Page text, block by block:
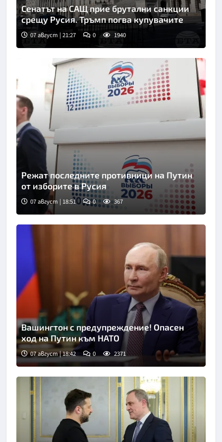
Сенатът на САЩ прие брутални санкции
срещу Русия. Тръмп погва купувачите
07 август | 21:27 0 1940
Снимка: ТАСС
Режат последните противници на Путин
от изборите в Русия
07 август | 18:51 0 367
Вашингтон с предупреждение! Опасен
ход на Путин към НАТО
07 август | 18:42 0 2371